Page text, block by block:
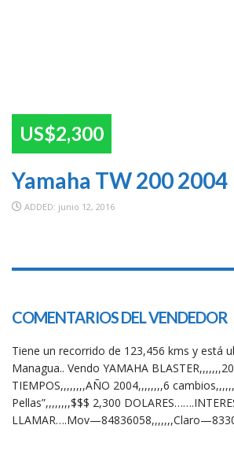
US$2,300
Yamaha TW 200 2004
ADDED: junio 12, 2016
SPECIAL
COMENTARIOS DEL VENDEDOR
Tiene un recorrido de 123,456 kms y está
Managua.. Vendo YAMAHA
TIEMPOS,,,,,,,,AÑO 2004,,,,,,,,6
Pellas”,,,,,,,,$$$ 2,300